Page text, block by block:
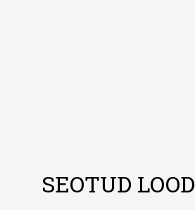
SEOTUD LOOD